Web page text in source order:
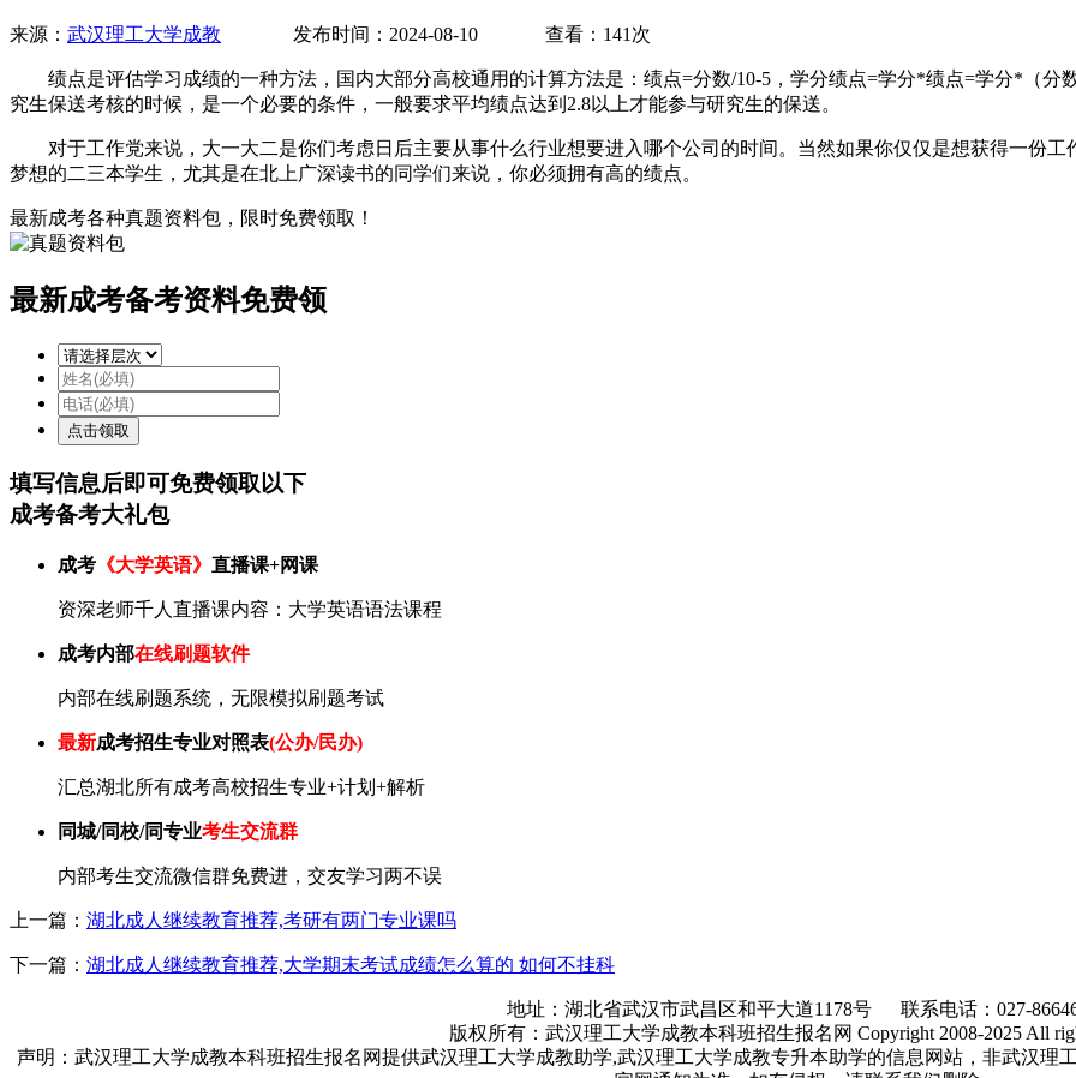
来源： 武汉理工大学成教 发布时间：2024-08-10 查看：141次
绩点是评估学习成绩的一种方法，国内大部分高校通用的计算方法是：绩点=分数/10-5，学分绩点=学分*绩点=学分*（分
究生保送考核的时候，是一个必要的条件，一般要求平均绩点达到2.8以上才能参与研究生的保送。
对于工作党来说，大一大二是你们考虑日后主要从事什么行业想要进入哪个公司的时间。当然如果你仅仅是想获得一份工
梦想的二三本学生，尤其是在北上广深读书的同学们来说，你必须拥有高的绩点。
最新成考各种真题资料包，限时免费领取！
最新成考备考资料免费领
填写信息后即可免费领取以下
成考备考大礼包
成考 《大学英语》 直播课+网课
资深老师千人直播课内容：大学英语语法课程
成考内部在线刷题软件
内部在线刷题系统，无限模拟刷题考试
最新成考招生专业对照表(公办/民办)
汇总湖北所有成考高校招生专业+计划+解析
同城/同校/同专业考生交流群
内部考生交流微信群免费进，交友学习两不误
上一篇： 湖北成人继续教育推荐,考研有两门专业课吗
下一篇： 湖北成人继续教育推荐,大学期末考试成绩怎么算的 如何不挂科
地址：湖北省武汉市武昌区和平大道1178号 联系电话：027-
版权所有：武汉理工大学成教本科班招生报名网 Copyright 2008-2025 All
声明：武汉理工大学成教本科班招生报名网提供武汉理工大学成教助学,武汉理工大学成教专升本助学的信息网站，非武汉理